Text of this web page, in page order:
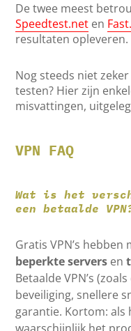
De twee meest
Speedtest.net en
resultaten opleveren.
Nog steeds niet
testen? Hier zijn
misvattingen,
VPN FAQ
Wat is het
een betaalde
Gratis VPN’s hebben
beperkte servers en
Betaalde VPN’s
beveiliging, snellere
garantie. Kortom: als